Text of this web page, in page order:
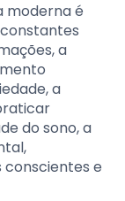
moderna é
a
a
do sono, a
e